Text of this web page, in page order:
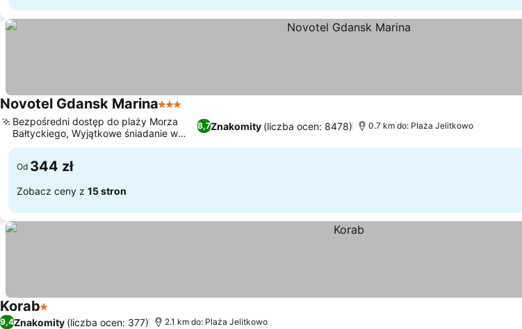
Novotel Gdansk Marina3 Kategoria
8,7Znakomity (liczba ocen: 8478)
Bezpośredni dostęp do plaży Morza
Bałtyckiego, Wyjątkowe śniadanie w
formie bufetu
0.7 km do: Plaża Jelitkowo
Od 344 zł
Zobacz ceny z 15 stron
Korab1 Kategoria
9,4Znakomity (liczba ocen: 377) 2.1 km do: Plaża Jelitkowo